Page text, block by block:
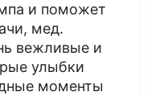
и поможет
мед.
вежливые и
улыбки
моменты